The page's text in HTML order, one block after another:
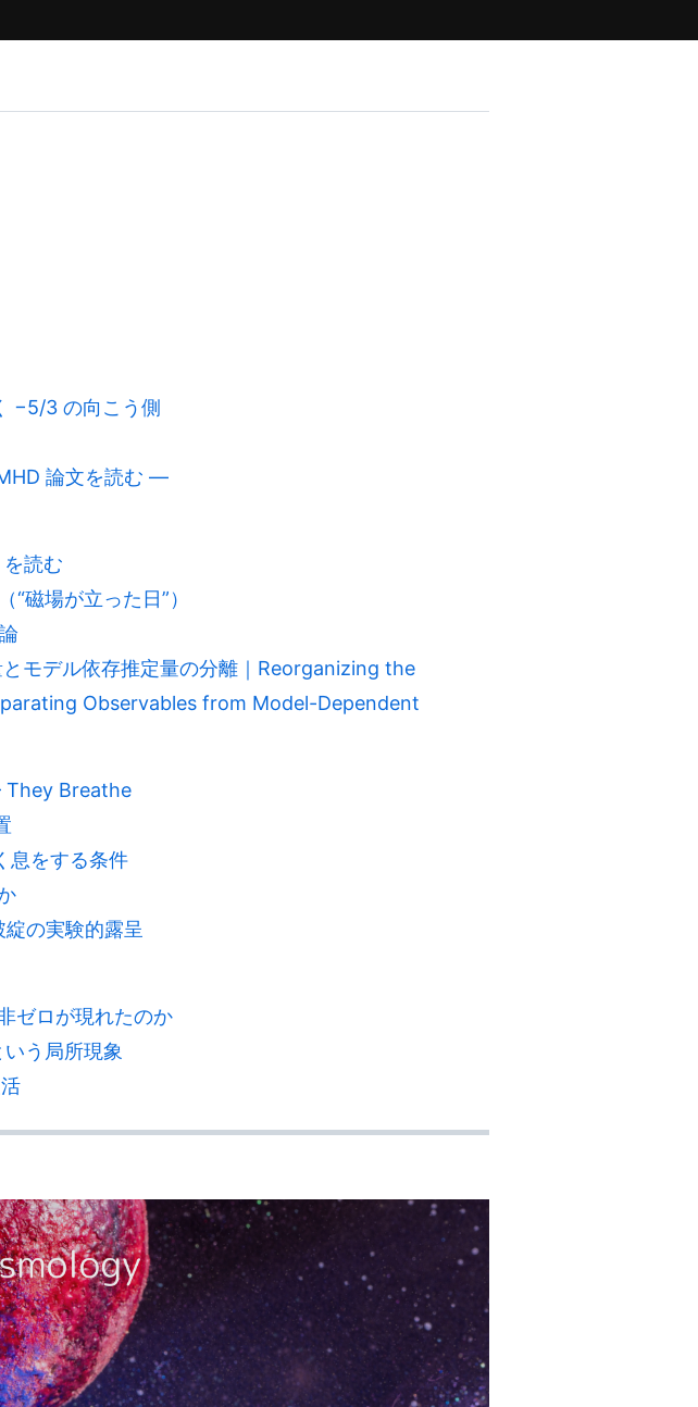
−5/3 の向こう側
論文を読む —
読む
磁場が立った日”）
モデル依存推定量の分離｜Reorganizing the
Observables from Model-Dependent
They Breathe
息をする条件
の実験的露呈
ゼロが現れたのか
う局所現象